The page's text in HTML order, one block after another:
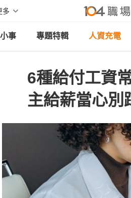
多
事 專題特輯 人資充電
6種給付工資
主給薪當心別